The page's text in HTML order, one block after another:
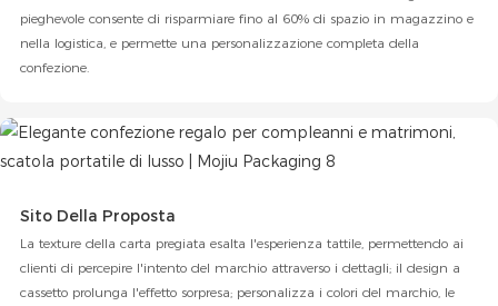
pieghevole consente di risparmiare fino al 60% di spazio in magazzino e
nella logistica, e permette una personalizzazione completa della
confezione.
Sito Della Proposta
La texture della carta pregiata esalta l'esperienza tattile, permettendo ai
clienti di percepire l'intento del marchio attraverso i dettagli; il design a
cassetto prolunga l'effetto sorpresa; personalizza i colori del marchio, le